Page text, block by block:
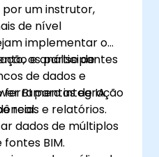
um instrutor,
de nível
implementar o
e análise de
de dados e
ferramentas de IA
e relatórios.
os participantes
BI para integração
real.
dados de múltiplos
BIM.